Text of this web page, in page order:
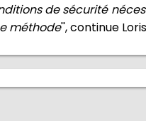
de sécurité
méthode'', continue